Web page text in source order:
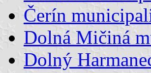
Čerín
Dolná Mičiná
Dolný